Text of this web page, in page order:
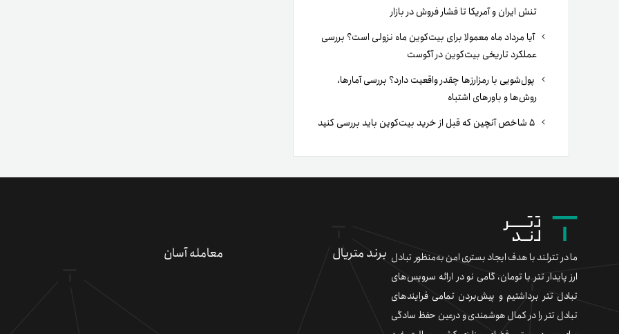
تنش ایران و آمریکا تا فشار فروش در بازار
آیا مرداد ماه معمولا برای بیت‌کوین ماه نزولی است؟ بررسی
عملکرد تاریخی بیت‌کوین در آگوست
پول‌شویی با رمزارزها چقدر واقعیت دارد؟ بررسی آمارها،
روش‌ها و باورهای اشتباه
ما در تترلند با هدف ایجاد بستری امن به‌منظور تبادل
ارز پایدار تتر با تومان، گامی نو در ارائه سرویس‌های
تبادل تتر برداشتیم و پیش‌بردن تمامی فرایندهای
تبادل تتر را در کمال هوشمندی و درعین حفظ سادگی
برند متریال معامله آسان